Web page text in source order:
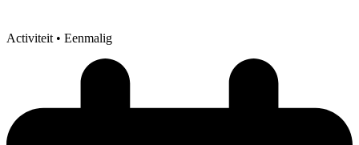
Activiteit • Eenmalig